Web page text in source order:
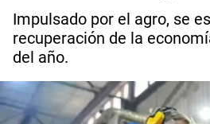
Impulsado por el agro, se
recuperación de la
del año.